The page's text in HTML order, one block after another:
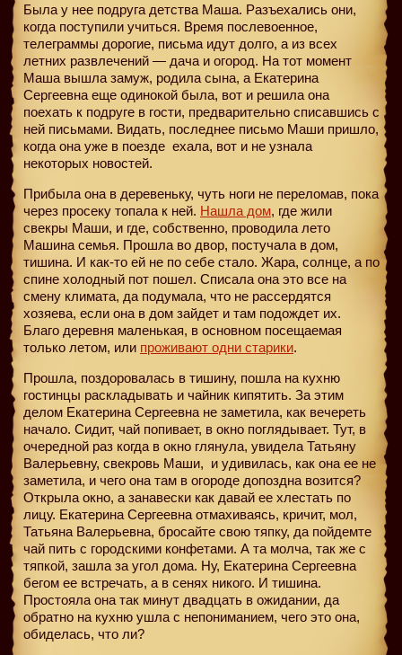
Была у нее подруга детства Маша. Разъехались они,
когда поступили учиться. Время послевоенное,
телеграммы дорогие, письма идут долго, а из всех
летних развлечений — дача и огород. На тот момент
Маша вышла замуж, родила сына, а Екатерина
Сергеевна еще одинокой была, вот и решила она
поехать к подруге в гости, предварительно списавшись с
ней письмами. Видать, последнее письмо Маши пришло,
когда она уже в поезде ехала, вот и не узнала
некоторых новостей.
Прибыла она в деревеньку, чуть ноги не переломав, пока
через просеку топала к ней. Нашла дом, где жили
свекры Маши, и где, собственно, проводила лето
Машина семья. Прошла во двор, постучала в дом,
тишина. И как-то ей не по себе стало. Жара, солнце, а по
спине холодный пот пошел. Списала она это все на
смену климата, да подумала, что не рассердятся
хозяева, если она в дом зайдет и там подождет их.
Благо деревня маленькая, в основном посещаемая
только летом, или проживают одни старики.
Прошла, поздоровалась в тишину, пошла на кухню
гостинцы раскладывать и чайник кипятить. За этим
делом Екатерина Сергеевна не заметила, как вечереть
начало. Сидит, чай попивает, в окно поглядывает. Тут, в
очередной раз когда в окно глянула, увидела Татьяну
Валерьевну, свекровь Маши, и удивилась, как она ее не
заметила, и чего она там в огороде допоздна возится?
Открыла окно, а занавески как давай ее хлестать по
лицу. Екатерина Сергеевна отмахиваясь, кричит, мол,
Татьяна Валерьевна, бросайте свою тяпку, да пойдемте
чай пить с городскими конфетами. А та молча, так же с
тяпкой, зашла за угол дома. Ну, Екатерина Сергеевна
бегом ее встречать, а в сенях никого. И тишина.
Простояла она так минут двадцать в ожидании, да
обратно на кухню ушла с непониманием, чего это она,
обиделась, что ли?